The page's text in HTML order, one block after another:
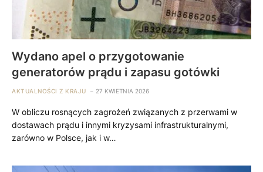
Wydano apel o przygotowanie
generatorów prądu i zapasu gotówki
AKTUALNOŚCI Z KRAJU 27 KWIETNIA 2026
W obliczu rosnących zagrożeń związanych z przerwami w
dostawach prądu i innymi kryzysami infrastrukturalnymi,
zarówno w Polsce, jak i w…